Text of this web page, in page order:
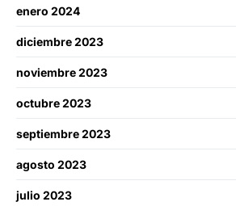
enero 2024
diciembre 2023
noviembre 2023
octubre 2023
septiembre 2023
agosto 2023
julio 2023